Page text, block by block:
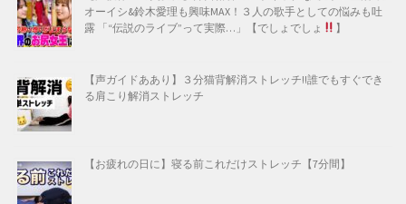
オーイシ&鈴木愛理も興味MAX！３人の歌手としての悩みも吐
露 「“伝説のライブ”って実際…」【でしょでしょ
】
【声ガイドああり】３分猫背解消ストレッチ!!誰でもすぐでき
る肩こり解消ストレッチ
【お疲れの日に】寝る前これだけストレッチ【7分間】